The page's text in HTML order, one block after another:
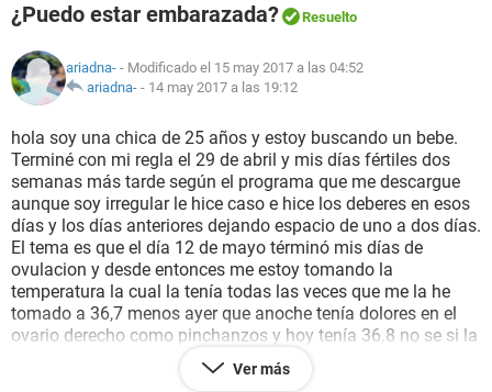
FAMILIA
NUTRICIÓN
BIENESTAR
SEXUALIDAD
GLOSARIO
¿Puedo estar embarazada? Resuelto
ariadna- - Modificado el 15 may 2017 a las 04:52
ariadna- - 14 may 2017 a las 19:12
hola soy una chica de 25 años y estoy buscando un bebe.
Terminé con mi regla el 29 de abril y mis días fértiles dos
semanas más tarde según el programa que me descargue
aunque soy irregular le hice caso e hice los deberes en esos
días y los días anteriores dejando espacio de uno a dos días.
El tema es que el día 12 de mayo términó mis días de
ovulacion y desde entonces me estoy tomando la
temperatura la cual la tenía todas las veces que me la he
tomado a 36,7 menos ayer que anoche tenía dolores en el
ovario derecho como pinchanzos y hoy tenía 36.8 no se si la
tempe tal cual la tengo indica que puedo o no estar
embarazada ya que al ser irregular no quiero hacerme
Ver más